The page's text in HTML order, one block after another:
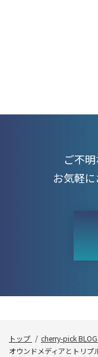
ご不
お気軽
トップ
cherry-pick BLOG
オウンドメディアとトリプ